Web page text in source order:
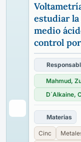
estudiar
medio
control
Mahmud,
D´Alkaine,
Materias
Cinc